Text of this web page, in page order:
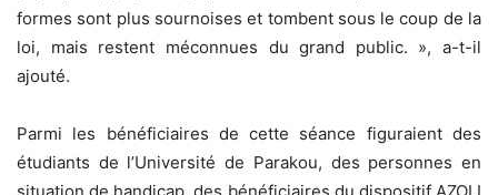
formes sont plus sournoises et tombent sous le coup de la
loi, mais restent méconnues du grand public. », a-t-il
ajouté.
Parmi les bénéficiaires de cette séance figuraient des
étudiants de l’Université de Parakou, des personnes en